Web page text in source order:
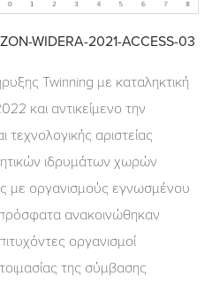
WIDERA-2021-ACCESS-03
Twinning με καταληκτική
και αντικείμενο την
τεχνολογικής αριστείας
ιδρυμάτων χωρών
με οργανισμούς εγνωσμένου
ανακοινώθηκαν
οργανισμοί
της σύμβασης